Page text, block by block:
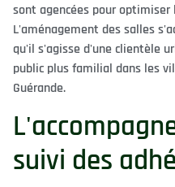
sont agencées pour
L'aménagement des salles
qu'il s'agisse d'une clientèle
public plus familial dans les
Guérande.
suivi des